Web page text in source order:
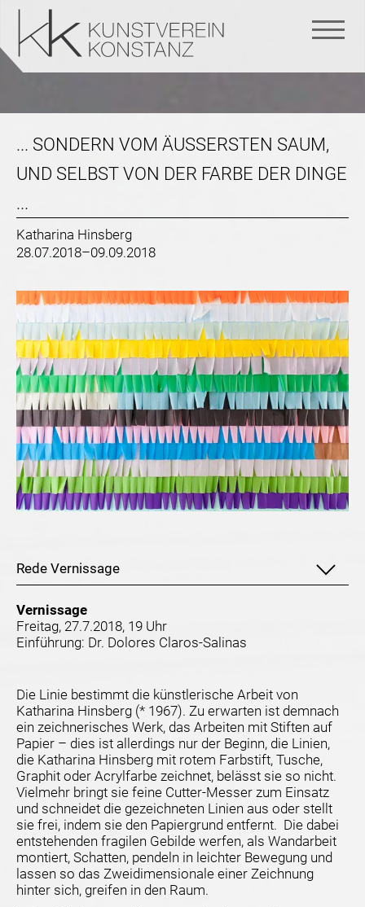
Navigation
überspringen
... SONDERN VOM ÄUSSERSTEN SAUM, U
ND SELBST VON DER FARBE DER DINGE .
..
Katharina Hinsberg
28.07.2018–09.09.2018
Rede Vernissage
Vernissage
Freitag, 27.7.2018, 19 Uhr
Einführung: Dr. Dolores Claros-Salinas
Die Linie bestimmt die künstlerische Arbeit von
Katharina Hinsberg (* 1967). Zu erwarten ist demnach
ein zeichnerisches Werk, das Arbeiten mit Stiften auf
Papier – dies ist allerdings nur der Beginn, die Linien,
die Katharina Hinsberg mit rotem Farbstift, Tusche,
Graphit oder Acrylfarbe zeichnet, belässt sie so nicht.
Vielmehr bringt sie feine Cutter-Messer zum Einsatz
und schneidet die gezeichneten Linien aus oder stellt
sie frei, indem sie den Papiergrund entfernt. Die dabei
entstehenden fragilen Gebilde werfen, als Wandarbeit
montiert, Schatten, pendeln in leichter Bewegung und
lassen so das Zweidimensionale einer Zeichnung
hinter sich, greifen in den Raum.